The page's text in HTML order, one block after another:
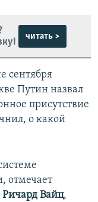
читать >
сентября
Путин назвал
присутствие
о какой
отмечает
Ричард Вайц,